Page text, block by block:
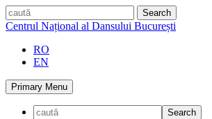
Skip
to
caută
Centrul Național al Dansului București
RO
EN
Primary Menu